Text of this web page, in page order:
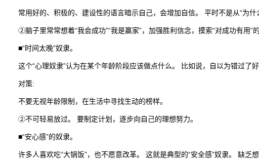
常用好的、积极的、建设性的语言暗示自己，会增加自信。 平时不是从“为什
②脑子里常常想着“我会成功”“我是赢家”，加强胜利信念，摸索“对成功有用”的
■“时间太晚”奴隶。
这个“心理奴隶”认为在某个年龄阶段应该做点什么。 比如说，自以为错过了
对策:
不要无视年龄限制，在生活中寻找生动的榜样。
②不可轻易放过。 要制定计划，逐步向自己的理想努力。
■“安心感”的奴隶。
许多人喜欢吃“大锅饭”，也不愿意改革。 这就是典型的“安全感”奴隶。 缺